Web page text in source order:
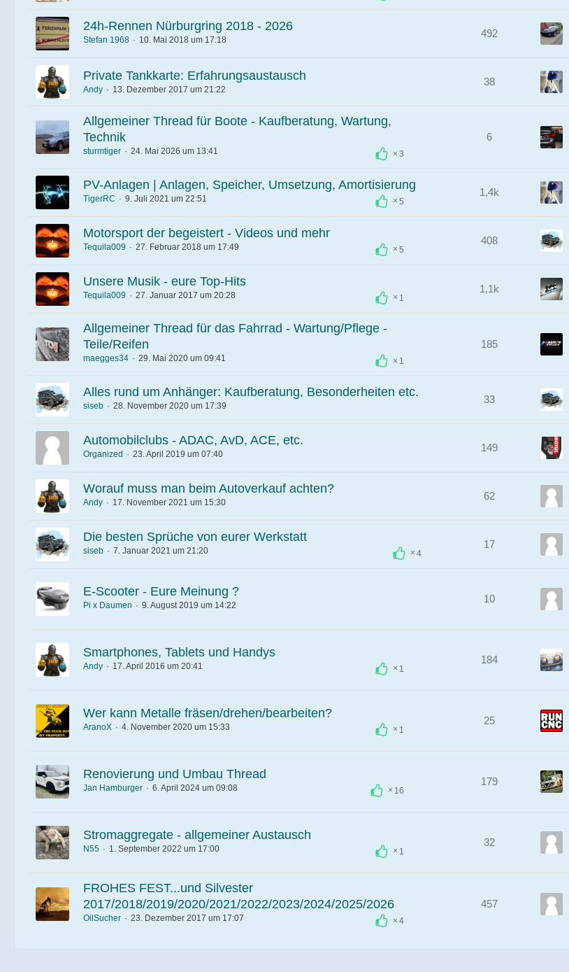
24h-Rennen Nürburgring 2018 - 2026
Stefan 1968 10. Mai 2018 um 17:18
492
Private Tankkarte: Erfahrungsaustausch
Andy 13. Dezember 2017 um 21:22
38
Allgemeiner Thread für Boote - Kaufberatung, Wartung,
Technik
3
sturmtiger 24. Mai 2026 um 13:41
6
PV-Anlagen | Anlagen, Speicher, Umsetzung, Amortisierung
5
TigerRC 9. Juli 2021 um 22:51
1,4k
Motorsport der begeistert - Videos und mehr
5
Tequila009 27. Februar 2018 um 17:49
408
Unsere Musik - eure Top-Hits
1
Tequila009 27. Januar 2017 um 20:28
1,1k
Allgemeiner Thread für das Fahrrad - Wartung/Pflege -
Teile/Reifen
1
maegges34 29. Mai 2020 um 09:41
185
Alles rund um Anhänger: Kaufberatung, Besonderheiten etc.
siseb 28. November 2020 um 17:39
33
Automobilclubs - ADAC, AvD, ACE, etc.
Organized 23. April 2019 um 07:40
149
Worauf muss man beim Autoverkauf achten?
Andy 17. November 2021 um 15:30
62
Die besten Sprüche von eurer Werkstatt
4
siseb 7. Januar 2021 um 21:20
17
E-Scooter - Eure Meinung ?
Pi x Daumen 9. August 2019 um 14:22
10
Smartphones, Tablets und Handys
1
Andy 17. April 2016 um 20:41
184
Wer kann Metalle fräsen/drehen/bearbeiten?
1
AranoX 4. November 2020 um 15:33
25
Renovierung und Umbau Thread
16
Jan Hamburger 6. April 2024 um 09:08
179
Stromaggregate - allgemeiner Austausch
1
N55 1. September 2022 um 17:00
32
FROHES FEST...und Silvester
2017/2018/2019/2020/2021/2022/2023/2024/2025/2026
4
OilSucher 23. Dezember 2017 um 17:07
457